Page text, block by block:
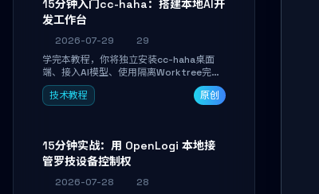
15分钟入门cc-haha：搭建本地AI开
发工作台
2026-07-29
29
学完本教程，你将独立安装cc-haha桌面
端、接入AI模型、使用隔离Worktree完成
真实开发任务，并通过Diff审阅面板安全落
地AI代码改写。告别终端黑盒操作，让AI在
技术教程 原创
15分钟实战：用 OpenLogi 本地接
管罗技设备控制权
2026-07-28
28